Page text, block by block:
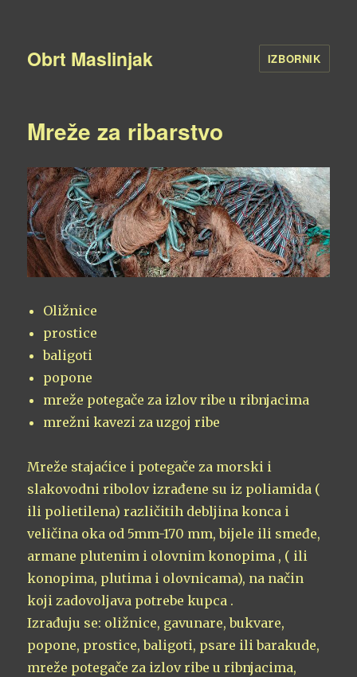
Obrt Maslinjak IZBORNIK
Mreže za ribarstvo
Oližnice
prostice
baligoti
popone
mreže potegače za izlov ribe u ribnjacima
mrežni kavezi za uzgoj ribe
Mreže stajaćice i potegače za morski i
slakovodni ribolov izrađene su iz poliamida (
ili polietilena) različitih debljina konca i
veličina oka od 5mm-170 mm, bijele ili smeđe,
armane plutenim i olovnim konopima , ( ili
konopima, plutima i olovnicama), na način
koji zadovoljava potrebe kupca .
Izrađuju se: oližnice, gavunare, bukvare,
popone, prostice, baligoti, psare ili barakude,
mreže potegače za izlov ribe u ribnjacima,